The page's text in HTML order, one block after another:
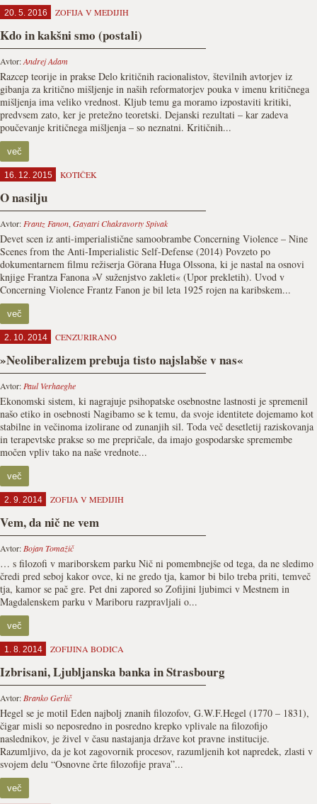
20. 5. 2016 ZOFIJA V MEDIJIH
Kdo in kakšni smo (postali)
Avtor:Andrej Adam
Razcep teorije in prakse Delo kritičnih racionalistov, številnih avtorjev iz
gibanja za kritično mišljenje in naših reformatorjev pouka v imenu kritičnega
mišljenja ima veliko vrednost. Kljub temu ga moramo izpostaviti kritiki,
predvsem zato, ker je pretežno teoretski. Dejanski rezultati – kar zadeva
poučevanje kritičnega mišljenja – so neznatni. Kritičnih...
več
16. 12. 2015 KOTIČEK
O nasilju
Avtor: Frantz Fanon, Gayatri Chakravorty Spivak
Devet scen iz anti-imperialistične samoobrambe Concerning Violence – Nine
Scenes from the Anti-Imperialistic Self-Defense (2014) Povzeto po
dokumentarnem filmu režiserja Görana Huga Olssona, ki je nastal na osnovi
knjige Frantza Fanona »V suženjstvo zakleti« (Upor prekletih). Uvod v
Concerning Violence Frantz Fanon je bil leta 1925 rojen na karibskem...
več
2. 10. 2014 CENZURIRANO
»Neoliberalizem prebuja tisto najslabše v nas«
Avtor: Paul Verhaeghe
Ekonomski sistem, ki nagrajuje psihopatske osebnostne lastnosti je spremenil
našo etiko in osebnosti Nagibamo se k temu, da svoje identitete dojemamo kot
stabilne in večinoma izolirane od zunanjih sil. Toda več desetletij raziskovanja
in terapevtske prakse so me prepričale, da imajo gospodarske spremembe
močen vpliv tako na naše vrednote...
več
2. 9. 2014 ZOFIJA V MEDIJIH
Vem, da nič ne vem
Avtor: Bojan Tomažič
… s filozofi v mariborskem parku Nič ni pomembnejše od tega, da ne sledimo
čredi pred seboj kakor ovce, ki ne gredo tja, kamor bi bilo treba priti, temveč
tja, kamor se pač gre. Pet dni zapored so Zofijini ljubimci v Mestnem in
Magdalenskem parku v Mariboru razpravljali o...
več
1. 8. 2014 ZOFIJINA BODICA
Izbrisani, Ljubljanska banka in Strasbourg
Avtor: Branko Gerlič
Hegel se je motil Eden najbolj znanih filozofov, G.W.F.Hegel (1770 – 1831),
čigar misli so neposredno in posredno krepko vplivale na filozofijo
naslednikov, je živel v času nastajanja države kot pravne institucije.
Razumljivo, da je kot zagovornik procesov, razumljenih kot napredek, zlasti v
svojem delu “Osnovne črte filozofije prava”...
več